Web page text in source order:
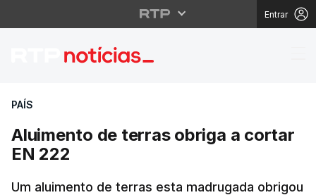
Entrar
Aluimento de terras
PAÍS
Aluimento de terras obriga a cortar
EN 222
Um aluimento de terras esta madrugada obrigou